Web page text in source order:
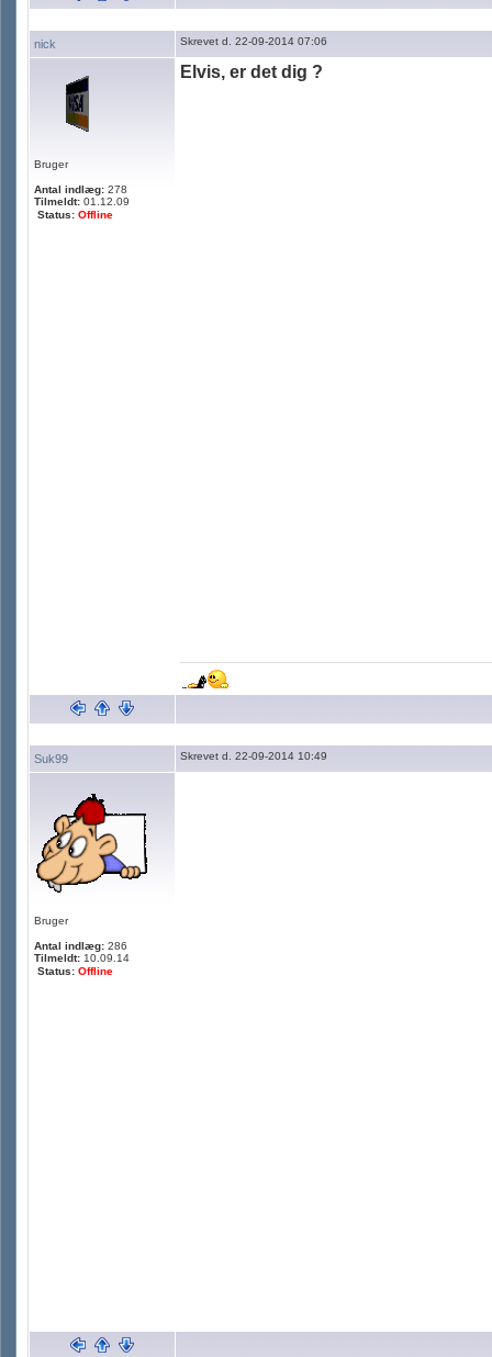
nick Skrevet d. 22-09-2014 07:06
Bruger
Antal indlæg: 278
Tilmeldt: 01.12.09
Status: Offline
Elvis, er det dig ?
Suk99 Skrevet d. 22-09-2014 10:49
Bruger
Antal indlæg: 286
Tilmeldt: 10.09.14
Status: Offline